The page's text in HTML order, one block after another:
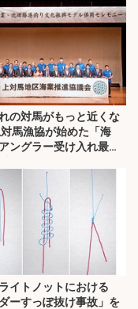
の対馬がもっと近くな
馬漁協が始めた「海
ングラー受け入れ最前
イトノットにおける
ダーすっぽ抜け事故」を